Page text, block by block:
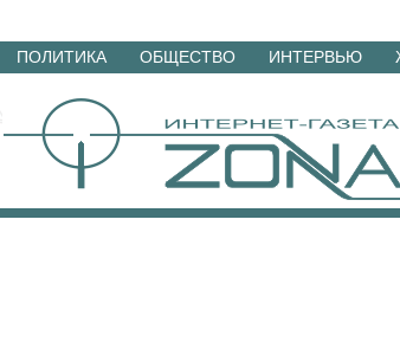
Перейти
материалам
ПОЛИТИКА ОБЩЕСТВО ИНТЕРВЬЮ